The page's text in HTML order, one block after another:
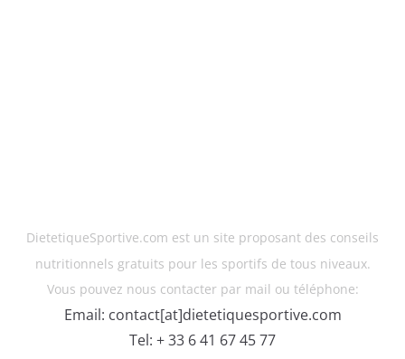
DietetiqueSportive.com est un site proposant des conseils
nutritionnels gratuits pour les sportifs de tous niveaux.
Vous pouvez nous contacter par mail ou téléphone:
Email: contact[at]dietetiquesportive.com
Tel: + 33 6 41 67 45 77